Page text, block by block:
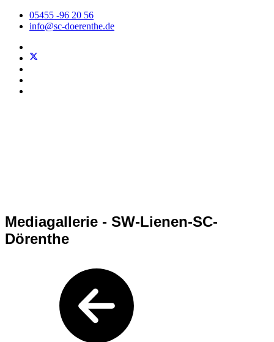
05455 -96 20 56
info@sc-doerenthe.de
Mediagallerie - SW-Lienen-SC-
Dörenthe